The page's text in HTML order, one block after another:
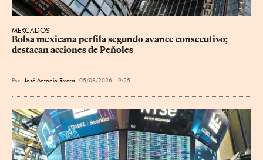
MERCADOS
Bolsa mexicana perfila segundo avance consecutivo;
destacan acciones de Peñoles
Por José Antonio Rivera 05/08/2026 - 9:25